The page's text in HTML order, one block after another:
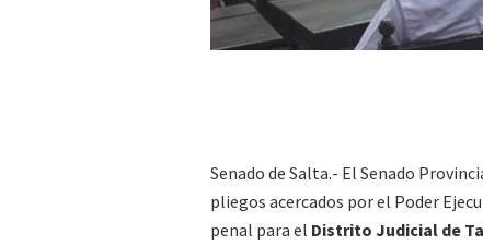
Senado de Salta.- El Senado
pliegos acercados por el Poder
penal para el Distrito Judicial de